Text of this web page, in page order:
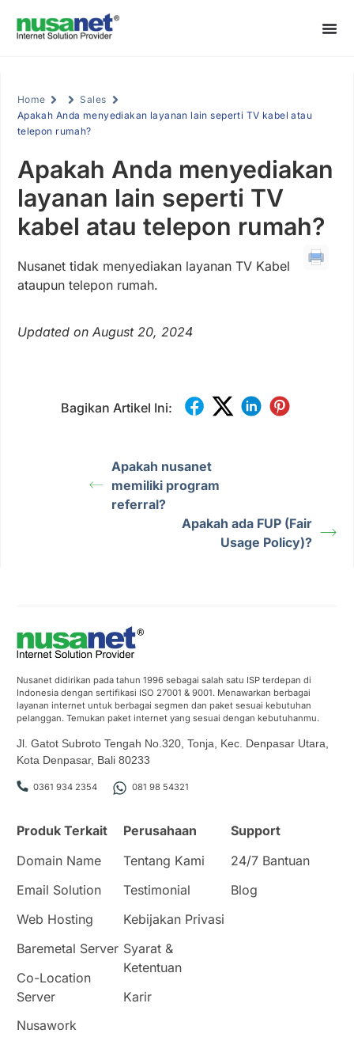
Home
Sales
Apakah Anda menyediakan layanan lain seperti TV kabel atau
telepon rumah?
Apakah Anda menyediakan
layanan lain seperti TV
kabel atau telepon rumah?
Nusanet tidak menyediakan layanan TV Kabel
ataupun telepon rumah.
Updated on August 20, 2024
Bagikan Artikel Ini:
Apakah nusanet
memiliki program
referral?
Apakah ada FUP (Fair
Usage Policy)?
Nusanet didirikan pada tahun 1996 sebagai salah satu ISP terdepan di
Indonesia dengan sertifikasi ISO 27001 & 9001. Menawarkan berbagai
layanan internet untuk berbagai segmen dan paket sesuai kebutuhan
pelanggan. Temukan paket internet yang sesuai dengan kebutuhanmu.
Jl. Gatot Subroto Tengah No.320, Tonja, Kec. Denpasar Utara,
Kota Denpasar, Bali 80233
0361 934 2354 081 98 54321
Produk Terkait
Domain Name
Email Solution
Web Hosting
Baremetal Server
Co-Location
Server
Nusawork
Perusahaan
Tentang Kami
Testimonial
Kebijakan Privasi
Syarat &
Ketentuan
Karir
Support
24/7 Bantuan
Blog